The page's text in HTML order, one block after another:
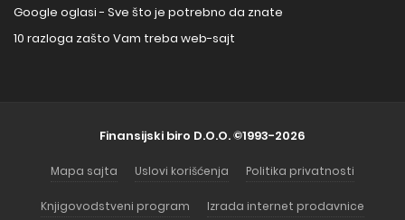
Google oglasi - Sve što je potrebno da znate
10 razloga zašto Vam treba web-sajt
Finansijski biro D.O.O.©1993-2026
Mapa sajta Uslovi korišćenja Politika privatnosti
Knjigovodstveni program Izrada internet prodavnice